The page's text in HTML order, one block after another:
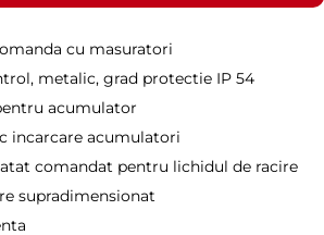
cu masuratori
metalic, grad protectie IP 54
acumulator
incarcare acumulatori
comandat pentru lichidul de racire
supradimensionat